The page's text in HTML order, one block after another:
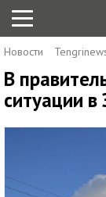
Новости
В
ситуации в